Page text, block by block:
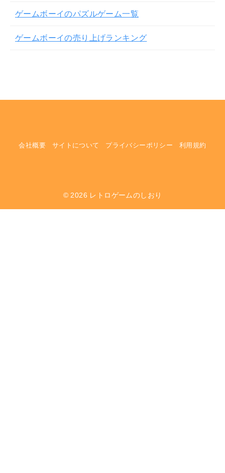
ゲームボーイのパズルゲーム一覧
ゲームボーイの売り上げランキング
会社概要 サイトについて プライバシーポリシー 利用規約
© 2026 レトロゲームのしおり